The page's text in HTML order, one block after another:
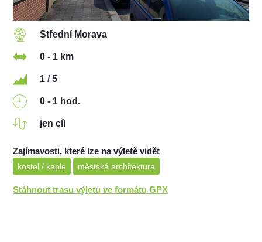
Střední Morava
0 - 1 km
1 / 5
0 - 1 hod.
jen cíl
Zajímavosti, které lze na výletě vidět
kostel / kaple městská architektura
Stáhnout trasu výletu ve formátu GPX